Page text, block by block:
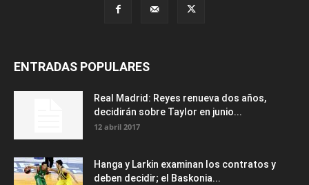
ENTRADAS POPULARES
Real Madrid: Reyes renueva dos años,
decidirán sobre Taylor en junio...
12 abril 2017
Hanga y Larkin examinan los contratos y
deben decidir; el Baskonia...